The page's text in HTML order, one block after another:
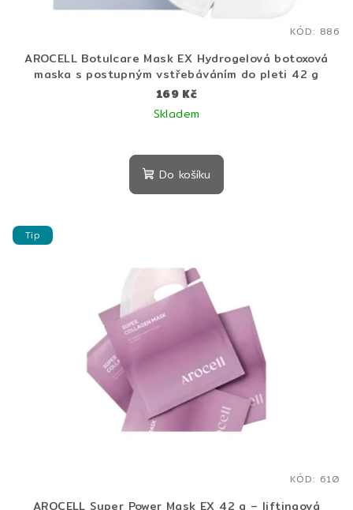
AROCELL Botulcare Mask EX Hydrogelová botoxová
maska s postupným vstřebáváním do pleti 42 g
169 Kč
Skladem
Do košíku
KÓD: 886
Tip
AROCELL Super Power Mask EX 42 g – liftingová
KÓD: 610